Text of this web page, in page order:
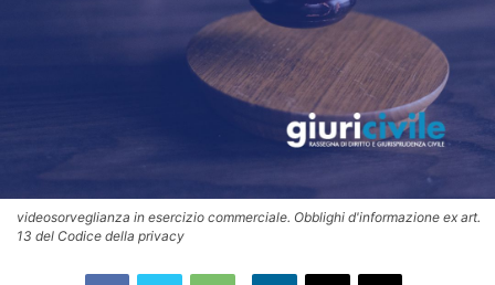
videosorveglianza in esercizio commerciale. Obblighi d'informazione ex art.
13 del Codice della privacy